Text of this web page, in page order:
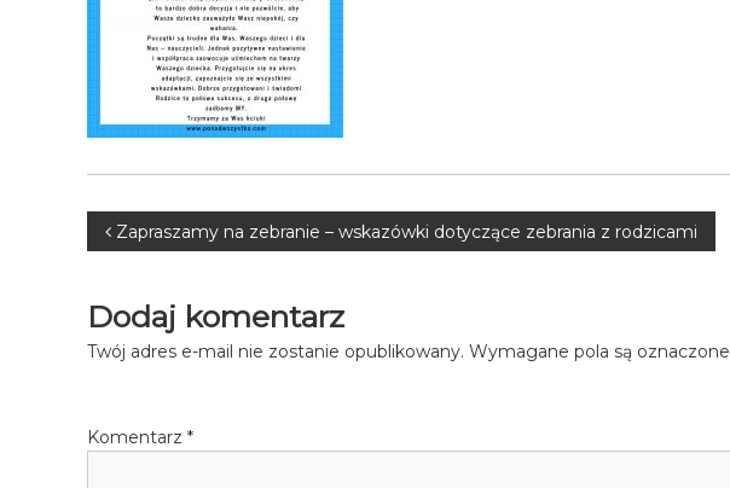
Nawigacja
Zapraszamy na zebranie – wskazówki dotyczące zebrania z rodzicami
Dodaj komentarz
Twój adres e-mail nie zostanie opublikowany. Wymagane pola są oznaczone
Komentarz *